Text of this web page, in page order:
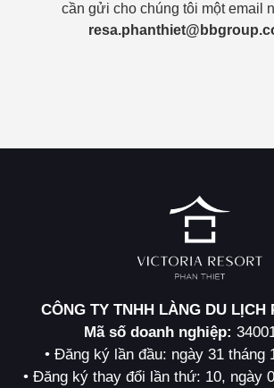
cần gửi cho chúng tôi một email
CÔNG TY TNHH LÀNG DU LỊCH
Mã số doanh nghiệp:
• Đăng ký lần đầu: ngày 31 tháng
• Đăng ký thay đổi lần thứ: 10, ngày